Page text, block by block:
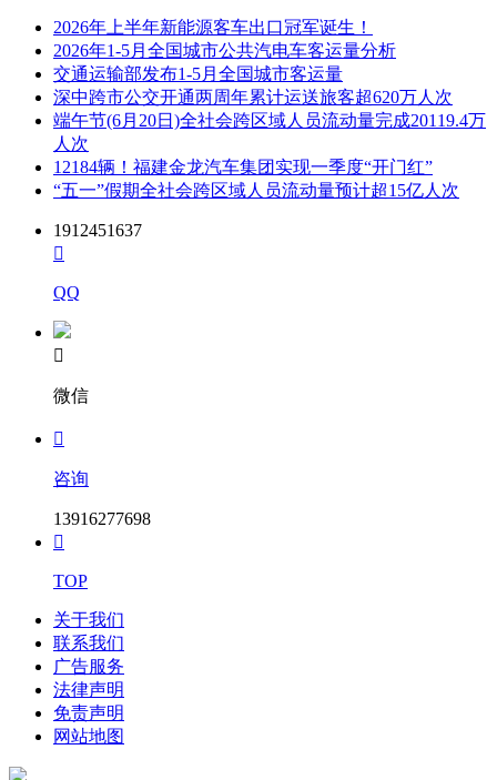
2026年上半年新能源客车出口冠军诞生！
2026年1-5月全国城市公共汽电车客运量分析
交通运输部发布1-5月全国城市客运量
深中跨市公交开通两周年累计运送旅客超620万人次
端午节(6月20日)全社会跨区域人员流动量完成20119.4万
人次
12184辆！福建金龙汽车集团实现一季度“开门红”
“五一”假期全社会跨区域人员流动量预计超15亿人次
1912451637

QQ

微信

咨询
13916277698

TOP
关于我们
联系我们
广告服务
法律声明
免责声明
网站地图